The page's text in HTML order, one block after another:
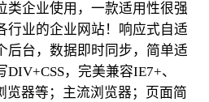
类企业使用，一款适用性很强
行业的企业网站！响应式自适
后台，数据即时同步，简单适
，完美兼容IE7+、
览器等；主流浏览器；页面简